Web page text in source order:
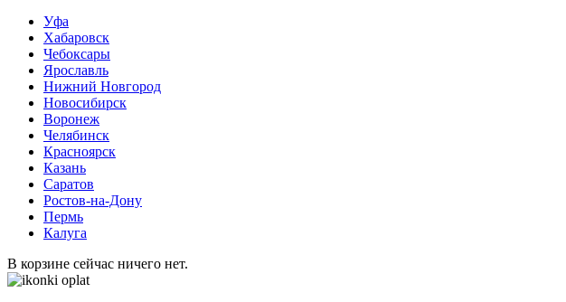
Уфа
Хабаровск
Чебоксары
Ярославль
Нижний Новгород
Новосибирск
Воронеж
Челябинск
Красноярск
Казань
Саратов
Ростов-на-Дону
Пермь
Калуга
В корзине сейчас ничего нет.